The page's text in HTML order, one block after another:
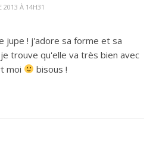
2013 À 14H31
jupe ! j'adore sa forme et sa
je trouve qu'elle va très bien avec
moi
bisous !